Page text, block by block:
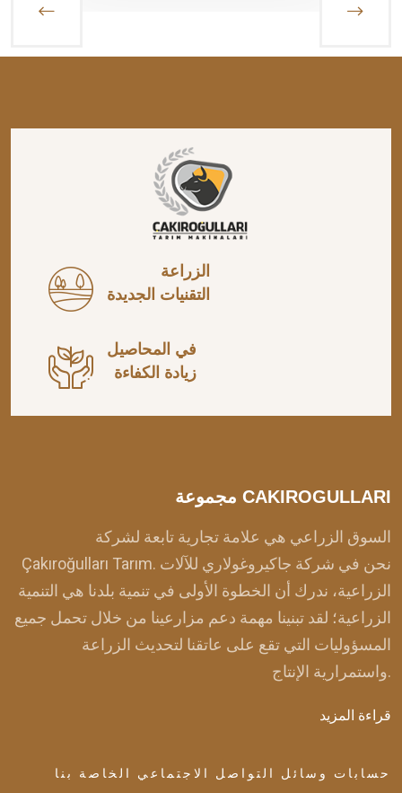
الزراعة
التقنيات الجديدة
في المحاصيل
زيادة الكفاءة
مجموعة CAKIROGULLARI
السوق الزراعي هي علامة تجارية تابعة لشركة
Çakıroğulları Tarım. نحن في شركة جاكيروغولاري للآلات
الزراعية، ندرك أن الخطوة الأولى في تنمية بلدنا هي التنمية
الزراعية؛ لقد تبنينا مهمة دعم مزارعينا من خلال تحمل جميع
المسؤوليات التي تقع على عاتقنا لتحديث الزراعة
واستمرارية الإنتاج.
قراءة المزيد
حسابات وسائل التواصل الاجتماعي الخاصة بنا